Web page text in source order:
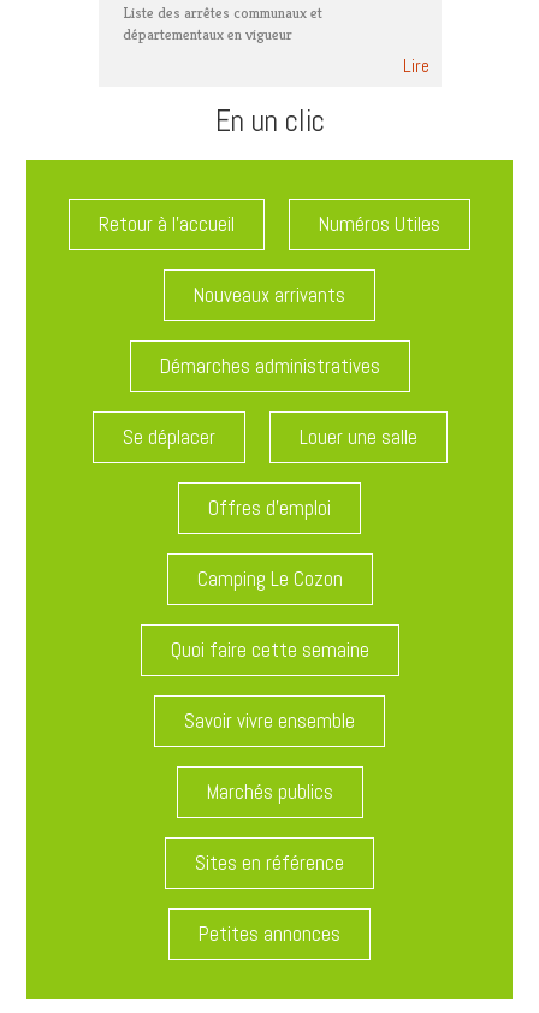
Liste des arrêtes communaux et
départementaux en vigueur
Lire
En un clic
Retour à l'accueil Numéros Utiles
Nouveaux arrivants
Démarches administratives
Se déplacer Louer une salle
Offres d'emploi
Camping Le Cozon
Quoi faire cette semaine
Savoir vivre ensemble
Marchés publics
Sites en référence
Petites annonces